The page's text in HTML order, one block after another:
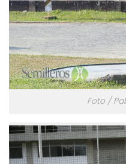
Foto /